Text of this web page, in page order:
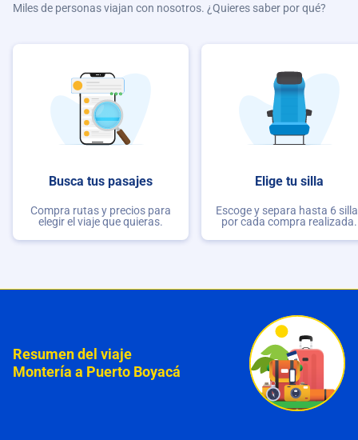
Miles de personas viajan con nosotros. ¿Quieres saber por qué?
Busca tus pasajes
Compra rutas y precios para
elegir el viaje que quieras.
Elige tu silla
Escoge y separa hasta 6
por cada compra realizada.
Resumen del viaje
Montería a Puerto Boyacá